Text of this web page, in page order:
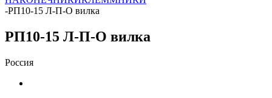
-РП10-15 Л-П-О вилка
РП10-15 Л-П-О вилка
Россия